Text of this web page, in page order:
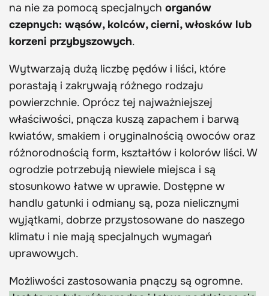
na nie za pomocą specjalnych organów
czepnych: wąsów, kolców, cierni, włosków lub
korzeni przybyszowych.
Wytwarzają dużą liczbę pędów i liści, które
porastają i zakrywają różnego rodzaju
powierzchnie. Oprócz tej najważniejszej
właściwości, pnącza kuszą zapachem i barwą
kwiatów, smakiem i oryginalnością owoców oraz
różnorodnością form, kształtów i kolorów liści. W
ogrodzie potrzebują niewiele miejsca i są
stosunkowo łatwe w uprawie. Dostępne w
handlu gatunki i odmiany są, poza nielicznymi
wyjątkami, dobrze przystosowane do naszego
klimatu i nie mają specjalnych wymagań
uprawowych.
Możliwości zastosowania pnączy są ogromne.